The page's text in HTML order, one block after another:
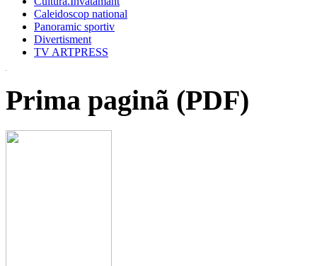
Caleidoscop national
Panoramic sportiv
Divertisment
TV ARTPRESS
Prima paginã (PDF)